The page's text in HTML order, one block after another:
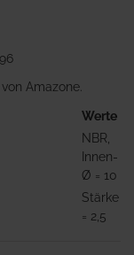
Amazone.
Werte
NBR,
Innen-
Ø = 10
Stärke
= 2,5